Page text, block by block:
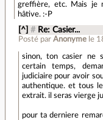
greffière, etc. Mais je
hâtive. :-P
[^] # Re: Casier...
Posté par Anonyme le
sinon, ton casier ne
certain temps,
judiciaire pour avoir
authentique. et tous
extrait. il seras vierge
pour ta derniere